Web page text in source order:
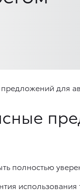
для
полностью